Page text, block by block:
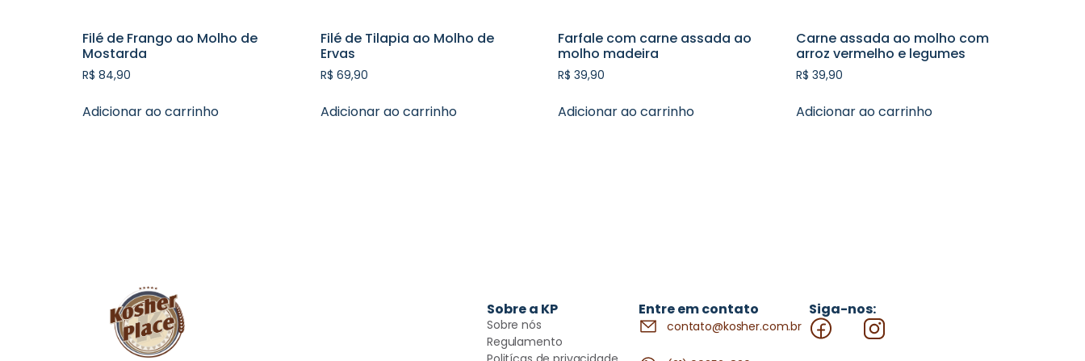
Filé de Frango ao Molho de
Mostarda
R$ 84,90
Adicionar ao carrinho
Filé de Tilapia ao Molho de
Ervas
R$ 69,90
Adicionar ao carrinho
Farfale com carne assada ao
molho madeira
R$ 39,90
Adicionar ao carrinho
Carne assada ao molho com
arroz vermelho e legumes
R$ 39,90
Adicionar ao carrinho
Sobre a KP
Sobre nós
Regulamento
Entre em contato
contato@kosher.com.br
Siga-nos: